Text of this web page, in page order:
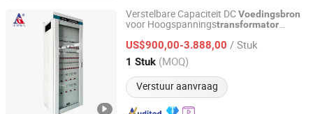
Verstelbare Capaciteit DCVoedingsbron
voor Hoogspanningstransformator
US$900,00-3.888,00 / Stuk
1 Stuk (MOQ)
Verstuur aanvraag
Shandong Angao Electric Equipment Co., Ltd.
Shandong, China Sinds 2025